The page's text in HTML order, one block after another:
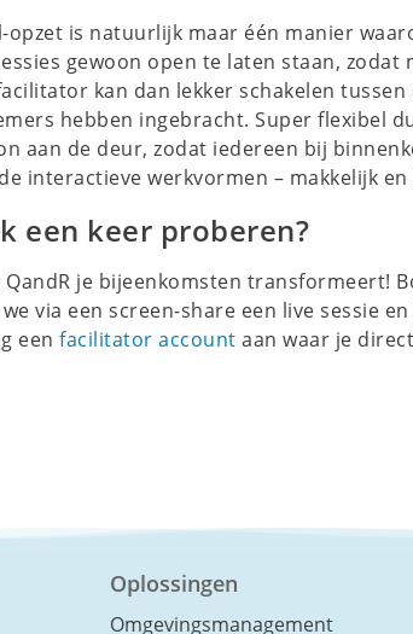
opzet is natuurlijk maar één manier
gewoon open te laten staan,
kan dan lekker schakelen
hebben ingebracht. Super flexibel
aan de deur, zodat iedereen bij
interactieve werkvormen – makkelijk
een keer proberen?
QandR je bijeenkomsten transformeert!
via een screen-share een live sessie
een facilitator account aan waar je
Oplossingen
Omgevingsmanagement